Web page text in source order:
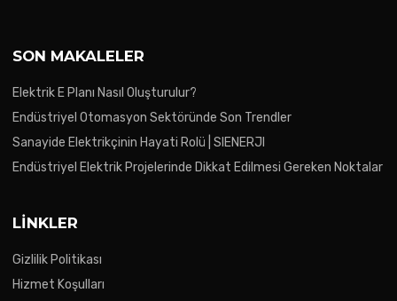
SON MAKALELER
Elektrik E Planı Nasıl Oluşturulur?
Endüstriyel Otomasyon Sektöründe Son Trendler
Sanayide Elektrikçinin Hayati Rolü | SIENERJI
Endüstriyel Elektrik Projelerinde Dikkat Edilmesi Gereken Noktalar
LINKLER
Gizlilik Politikası
Hizmet Koşulları